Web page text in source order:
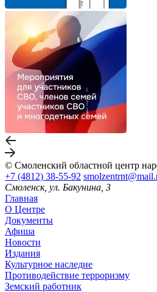
© Смоленский областной центр
+7 (4812) 38-55-92
Смоленск, ул. Бакунина, 3
Главная
О Центре
Документы
Афиша
Новости
Издания
Культурное наследие
Противодействие терроризму
Земский работник